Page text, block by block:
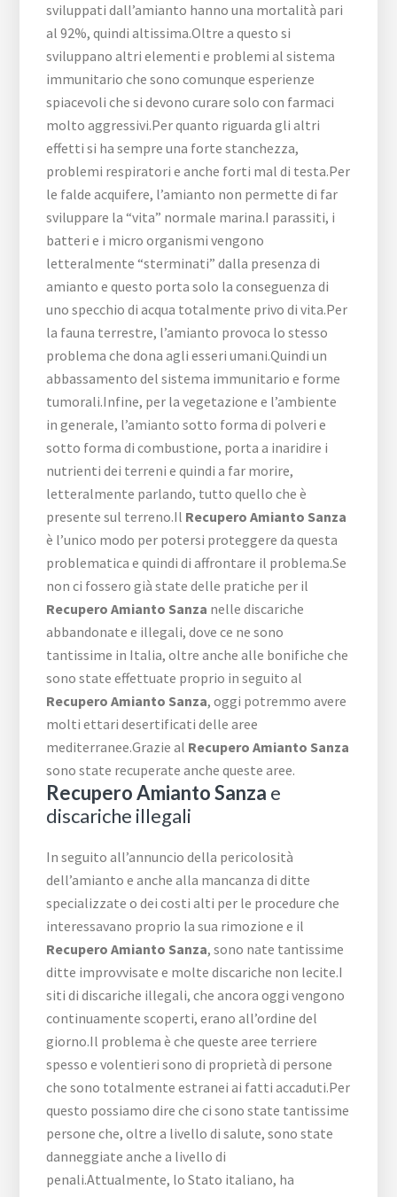
sviluppati dall’amianto hanno una mortalità pari
al 92%, quindi altissima.Oltre a questo si
sviluppano altri elementi e problemi al sistema
immunitario che sono comunque esperienze
spiacevoli che si devono curare solo con farmaci
molto aggressivi.Per quanto riguarda gli altri
effetti si ha sempre una forte stanchezza,
problemi respiratori e anche forti mal di testa.Per
le falde acquifere, l’amianto non permette di far
sviluppare la “vita” normale marina.I parassiti, i
batteri e i micro organismi vengono
letteralmente “sterminati” dalla presenza di
amianto e questo porta solo la conseguenza di
uno specchio di acqua totalmente privo di vita.Per
la fauna terrestre, l’amianto provoca lo stesso
problema che dona agli esseri umani.Quindi un
abbassamento del sistema immunitario e forme
tumorali.Infine, per la vegetazione e l’ambiente
in generale, l’amianto sotto forma di polveri e
sotto forma di combustione, porta a inaridire i
nutrienti dei terreni e quindi a far morire,
letteralmente parlando, tutto quello che è
presente sul terreno.Il Recupero Amianto Sanza
è l’unico modo per potersi proteggere da questa
problematica e quindi di affrontare il problema.Se
non ci fossero già state delle pratiche per il
Recupero Amianto Sanza nelle discariche
abbandonate e illegali, dove ce ne sono
tantissime in Italia, oltre anche alle bonifiche che
sono state effettuate proprio in seguito al
Recupero Amianto Sanza, oggi potremmo avere
molti ettari desertificati delle aree
mediterranee.Grazie al Recupero Amianto Sanza
sono state recuperate anche queste aree.
Recupero Amianto Sanza e
discariche illegali
In seguito all’annuncio della pericolosità
dell’amianto e anche alla mancanza di ditte
specializzate o dei costi alti per le procedure che
interessavano proprio la sua rimozione e il
Recupero Amianto Sanza, sono nate tantissime
ditte improvvisate e molte discariche non lecite.I
siti di discariche illegali, che ancora oggi vengono
continuamente scoperti, erano all’ordine del
giorno.Il problema è che queste aree terriere
spesso e volentieri sono di proprietà di persone
che sono totalmente estranei ai fatti accaduti.Per
questo possiamo dire che ci sono state tantissime
persone che, oltre a livello di salute, sono state
danneggiate anche a livello di
penali.Attualmente, lo Stato italiano, ha